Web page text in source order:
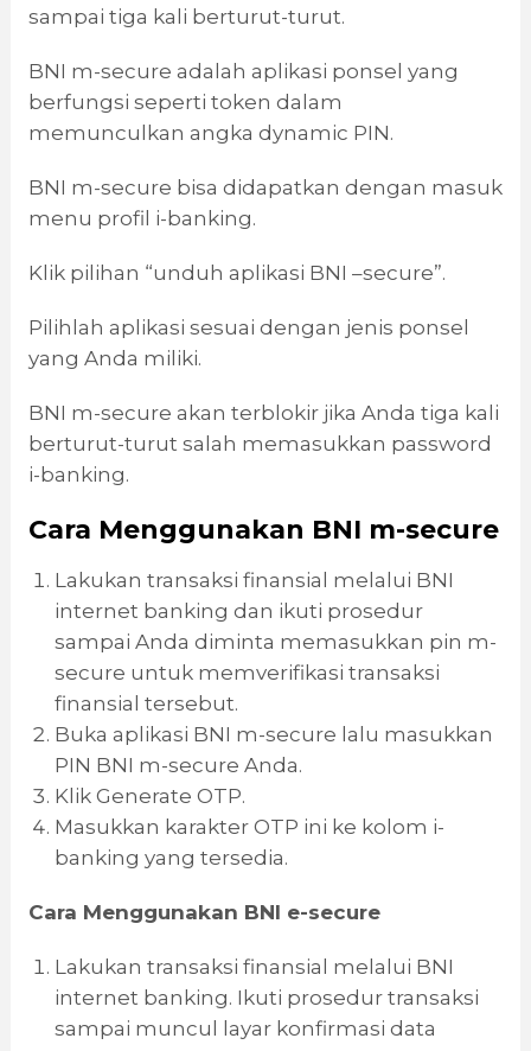
sampai tiga kali berturut-turut.
BNI m-secure adalah aplikasi ponsel yang
berfungsi seperti token dalam
memunculkan angka dynamic PIN.
BNI m-secure bisa didapatkan dengan masuk
menu profil i-banking.
Klik pilihan “unduh aplikasi BNI –secure”.
Pilihlah aplikasi sesuai dengan jenis ponsel
yang Anda miliki.
BNI m-secure akan terblokir jika Anda tiga kali
berturut-turut salah memasukkan password
i-banking.
Cara Menggunakan BNI m-secure
Lakukan transaksi finansial melalui BNI
internet banking dan ikuti prosedur
sampai Anda diminta memasukkan pin m-
secure untuk memverifikasi transaksi
finansial tersebut.
Buka aplikasi BNI m-secure lalu masukkan
PIN BNI m-secure Anda.
Klik Generate OTP.
Masukkan karakter OTP ini ke kolom i-
banking yang tersedia.
Cara Menggunakan BNI e-secure
Lakukan transaksi finansial melalui BNI
internet banking. Ikuti prosedur transaksi
sampai muncul layar konfirmasi data